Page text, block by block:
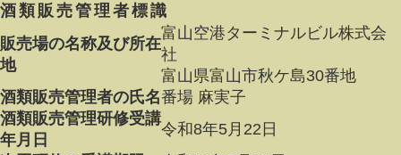
酒類販売管理者標識
販売場の名称及び所在
地
富山空港ターミナルビル株式会
社
富山県富山市秋ケ島30番地
酒類販売管理者の氏名番場 麻実子
酒類販売管理研修受講
年月日
令和8年5月22日